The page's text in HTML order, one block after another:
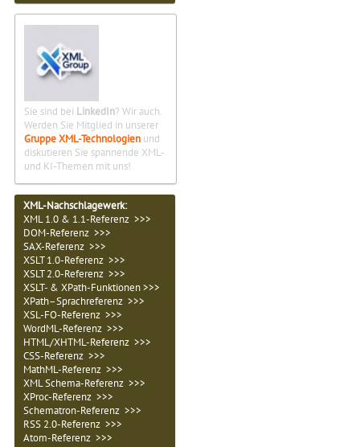
Sie sind bei LinkedIn? Wir auch.
Werden Sie Mitglied in unserer
Gruppe XML-Technologien und
diskutieren Sie spannende XML-
und KI-Themen mit uns!
XML-Nachschlagewerk:
XML 1.0 & 1.1-Referenz >>>
DOM-Referenz >>>
SAX-Referenz >>>
XSLT 1.0-Referenz >>>
XSLT 2.0-Referenz >>>
XSLT- & XPath-Funktionen >>>
XPath–Sprachreferenz >>>
XSL-FO-Referenz >>>
WordML-Referenz >>>
HTML/XHTML-Referenz >>>
CSS-Referenz >>>
MathML-Referenz >>>
XML Schema-Referenz >>>
XProc-Referenz >>>
Schematron-Referenz >>>
RSS 2.0-Referenz >>>
Atom-Referenz >>>